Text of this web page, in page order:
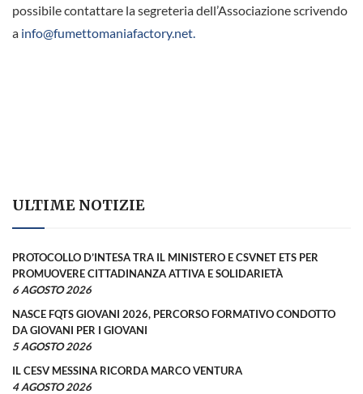
possibile contattare la segreteria dell’Associazione scrivendo
a info@fumettomaniafactory.net.
ULTIME NOTIZIE
PROTOCOLLO D’INTESA TRA IL MINISTERO E CSVNET ETS PER
PROMUOVERE CITTADINANZA ATTIVA E SOLIDARIETÀ
6 AGOSTO 2026
NASCE FQTS GIOVANI 2026, PERCORSO FORMATIVO CONDOTTO
DA GIOVANI PER I GIOVANI
5 AGOSTO 2026
IL CESV MESSINA RICORDA MARCO VENTURA
4 AGOSTO 2026